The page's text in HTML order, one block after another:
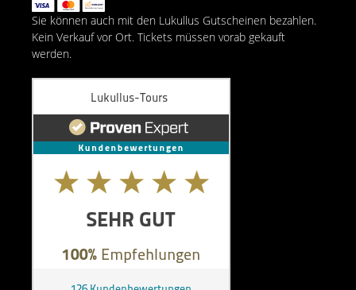
Sie können auch mit den Lukullus Gutscheinen bezahlen.
Kein Verkauf vor Ort. Tickets müssen vorab gekauft
werden.